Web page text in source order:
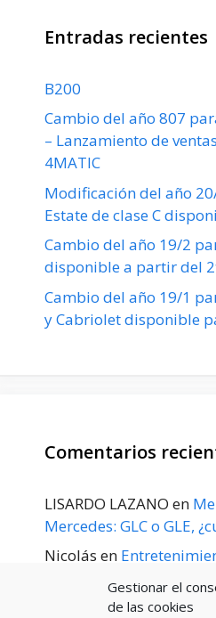
Gestionar el
de las cookies
Entradas recientes
B200
Cambio del año 807
– Lanzamiento de
4MATIC
Modificación del año
Estate de clase C
Cambio del año 19/2
disponible a partir del
Cambio del año 19/1
y Cabriolet disponible
Comentarios
LISARDO LAZANO en
Mercedes: GLC o GLE,
Nicolás en
trasero para el GLE /
principios de 2020